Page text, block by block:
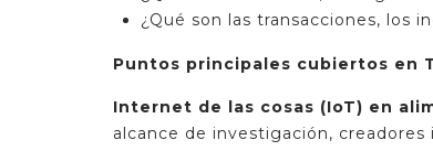
¿Qué son las transacciones, los
Puntos principales cubiertos en
Internet de las cosas (IoT) en
alcance de investigación,